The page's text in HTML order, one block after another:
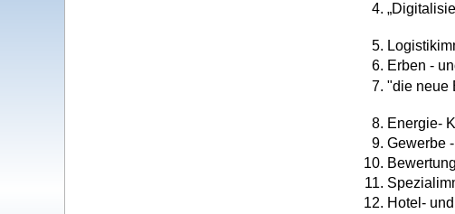
Erben -
"die neue
Energie-
Gewerbe
Hotel-